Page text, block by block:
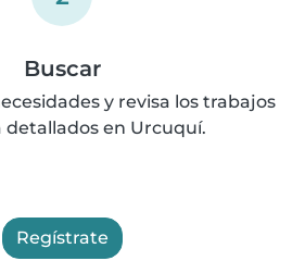
Buscar
y revisa los trabajos
detallados en Urcuquí.
Regístrate